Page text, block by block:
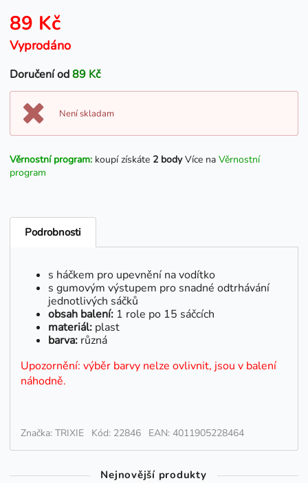
89 Kč
Vyprodáno
Doručení od89 Kč
Není skladam
Věrnostní program: koupí získáte 2 bodyVíce na Věrnostní
program
Podrobnosti
s háčkem pro upevnění na vodítko
s gumovým výstupem pro snadné odtrhávání
jednotlivých sáčků
obsah balení: 1 role po 15 sáčcích
materiál: plast
barva: různá
Upozornění: výběr barvy nelze ovlivnit, jsou v balení
náhodně.
Značka: TRIXIE Kód: 22846 EAN: 4011905228464
Nejnovější produkty